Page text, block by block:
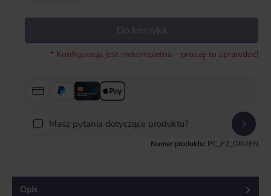
Do koszyka
* Konfiguracja jest niekompletna – proszę to sprawdzić!
Masz pytania dotyczące produktu?
Numer produktu: PC_F2_GRUEN
Opis